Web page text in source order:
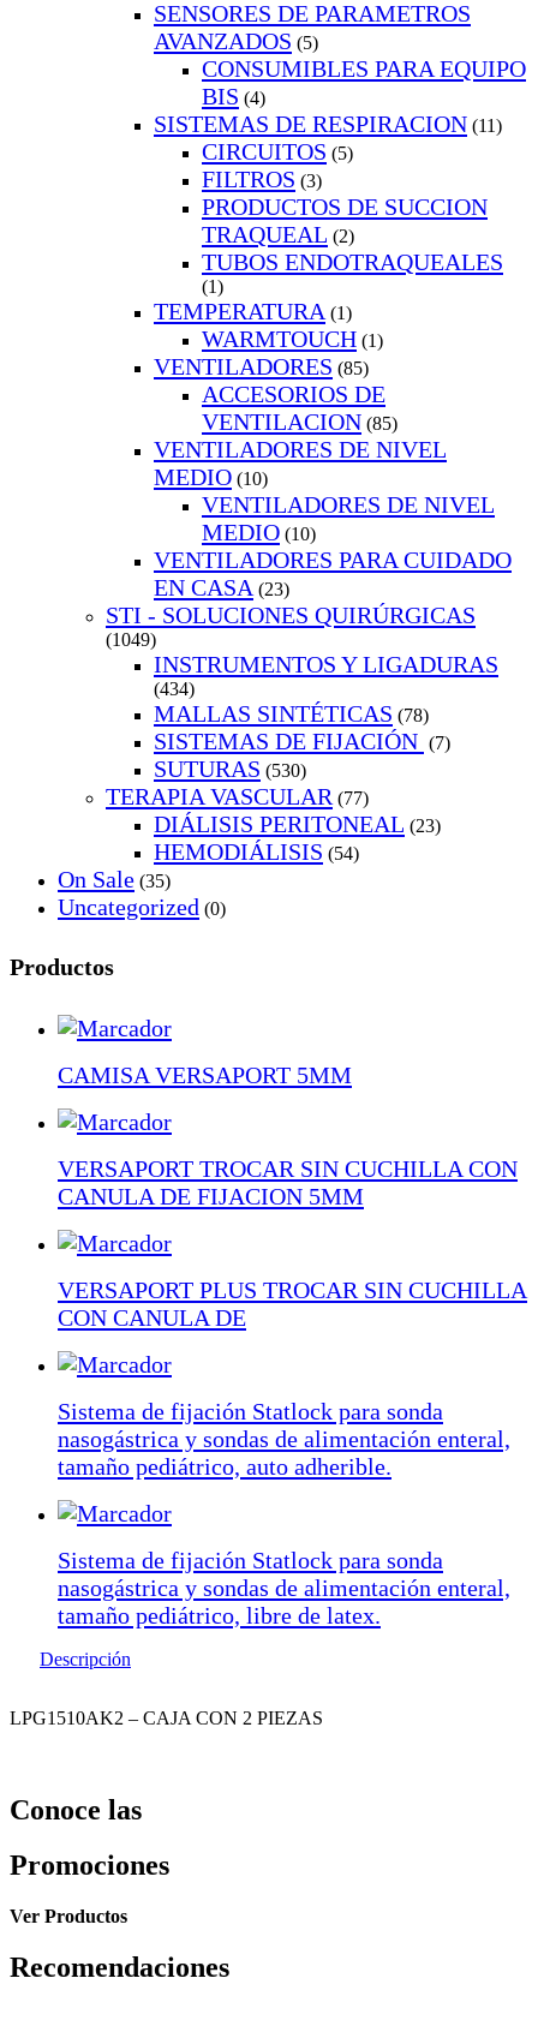
SENSORES DE PARAMETROS
AVANZADOS (5)
CONSUMIBLES PARA EQUIPO
BIS (4)
SISTEMAS DE RESPIRACION (11)
CIRCUITOS (5)
FILTROS (3)
PRODUCTOS DE SUCCION
TRAQUEAL (2)
TUBOS ENDOTRAQUEALES
(1)
TEMPERATURA (1)
WARMTOUCH (1)
VENTILADORES (85)
ACCESORIOS DE
VENTILACION (85)
VENTILADORES DE NIVEL
MEDIO (10)
VENTILADORES DE NIVEL
MEDIO (10)
VENTILADORES PARA CUIDADO
EN CASA (23)
STI - SOLUCIONES QUIRÚRGICAS
(1049)
INSTRUMENTOS Y LIGADURAS
(434)
MALLAS SINTÉTICAS (78)
SISTEMAS DE FIJACIÓN (7)
SUTURAS (530)
TERAPIA VASCULAR (77)
DIÁLISIS PERITONEAL (23)
HEMODIÁLISIS (54)
On Sale (35)
Uncategorized (0)
Productos
CAMISA VERSAPORT 5MM
VERSAPORT TROCAR SIN CUCHILLA CON
CANULA DE FIJACION 5MM
VERSAPORT PLUS TROCAR SIN CUCHILLA
CON CANULA DE
Sistema de fijación Statlock para sonda
nasogástrica y sondas de alimentación enteral,
tamaño pediátrico, auto adherible.
Sistema de fijación Statlock para sonda
nasogástrica y sondas de alimentación enteral,
tamaño pediátrico, libre de latex.
Descripción
LPG1510AK2 – CAJA CON 2 PIEZAS
Conoce las
Promociones
Ver Productos
Recomendaciones